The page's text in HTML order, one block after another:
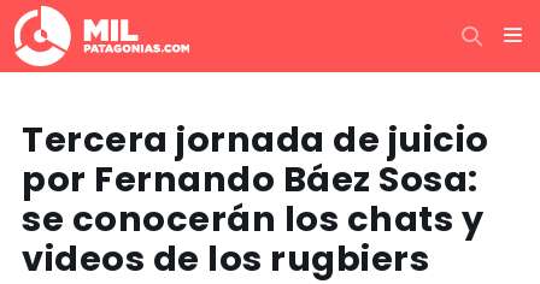
Tercera jornada de juicio
por Fernando Báez Sosa:
se conocerán los chats y
videos de los rugbiers